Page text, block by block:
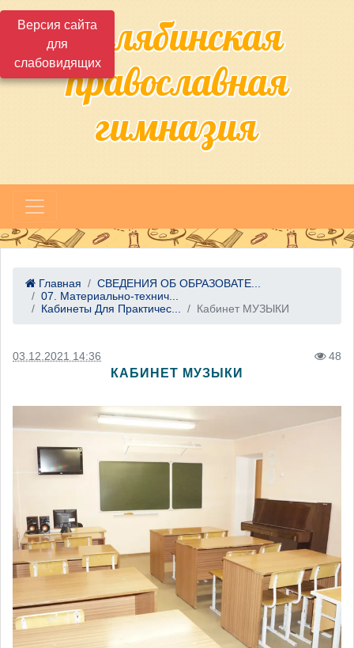
Версия сайта
для
слабовидящихЧелябинская
православная
гимназия
Главная
СВЕДЕНИЯ ОБ ОБРАЗОВАТЕ...
07. Материально-технич...
Кабинеты Для Практичес...
Кабинет МУЗЫКИ
03.12.2021 14:36 48
КАБИНЕТ МУЗЫКИ